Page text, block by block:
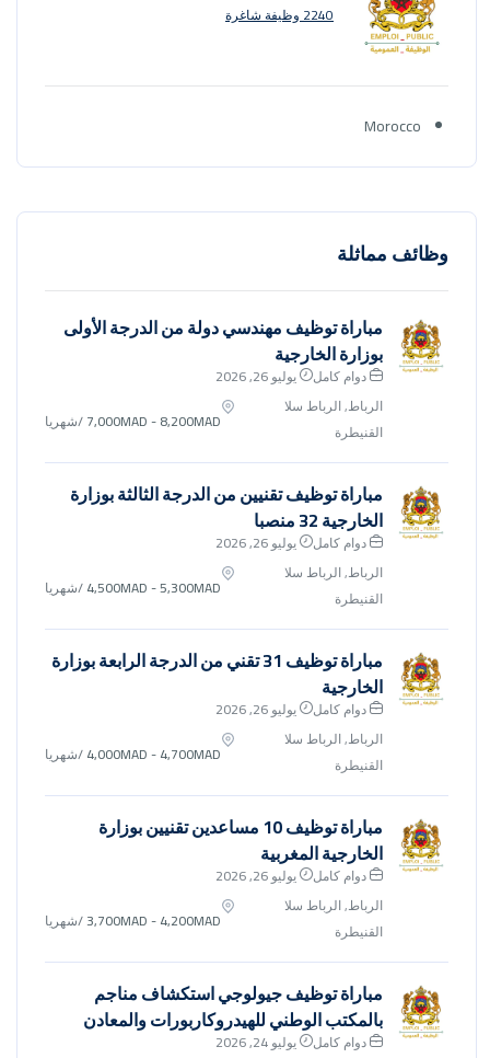
2240 وظيفة شاغرة
Morocco
وظائف مماثلة
مباراة توظيف مهندسي دولة من الدرجة الأولى
بوزارة الخارجية
دوام كامل
يوليو 26, 2026
الرباط, الرباط سلا
القنيطرة
7,000MAD - 8,200MAD/شهريا
مباراة توظيف تقنيين من الدرجة الثالثة بوزارة
الخارجية 32 منصبا
دوام كامل
يوليو 26, 2026
الرباط, الرباط سلا
القنيطرة
4,500MAD - 5,300MAD/شهريا
مباراة توظيف 31 تقني من الدرجة الرابعة بوزارة
الخارجية
دوام كامل
يوليو 26, 2026
الرباط, الرباط سلا
القنيطرة
4,000MAD - 4,700MAD/شهريا
مباراة توظيف 10 مساعدين تقنيين بوزارة
الخارجية المغربية
دوام كامل
يوليو 26, 2026
الرباط, الرباط سلا
القنيطرة
3,700MAD - 4,200MAD/شهريا
مباراة توظيف جيولوجي استكشاف مناجم
بالمكتب الوطني للهيدروكاربورات والمعادن
دوام كامل
يوليو 24, 2026